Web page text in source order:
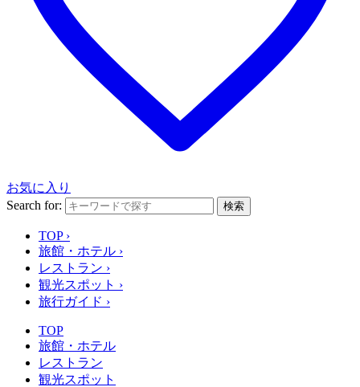
お気に入り
Search for:
検索
TOP ›
旅館・ホテル ›
レストラン ›
観光スポット ›
旅行ガイド ›
TOP
旅館・ホテル
レストラン
観光スポット